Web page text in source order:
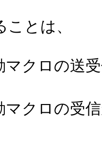
とは、
マクロの送
マクロの受